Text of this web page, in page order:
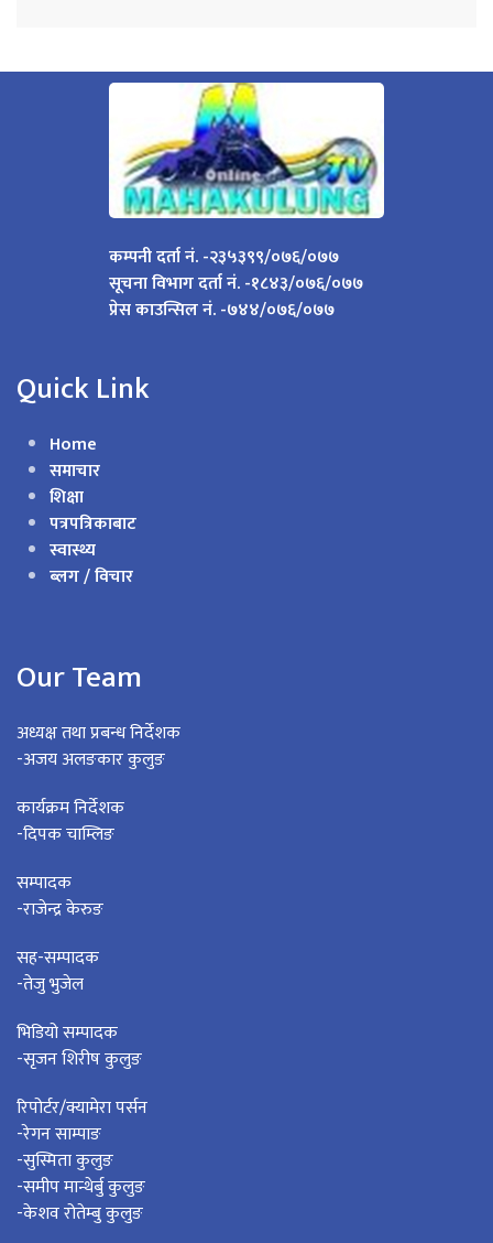
कम्पनी दर्ता नं. -२३५३९९/०७६/०७७
सूचना विभाग दर्ता नं. -१८४३/०७६/०७७
प्रेस काउन्सिल नं. -७४४/०७६/०७७
Quick Link
Home
समाचार
शिक्षा
पत्रपत्रिकाबाट
स्वास्थ्य
ब्लग / विचार
Our Team
अध्यक्ष तथा प्रबन्ध निर्देशक
-अजय अलङकार कुलुङ
कार्यक्रम निर्देशक
-दिपक चाम्लिङ
सम्पादक
-राजेन्द्र केरुङ
सह-सम्पादक
-तेजु भुजेल
भिडियो सम्पादक
-सृजन शिरीष कुलुङ
रिपोर्टर/क्यामेरा पर्सन
-रेगन साम्पाङ
-सुस्मिता कुलुङ
-समीप मान्थेर्बु कुलुङ
-केशव रोतेम्बु कुलुङ